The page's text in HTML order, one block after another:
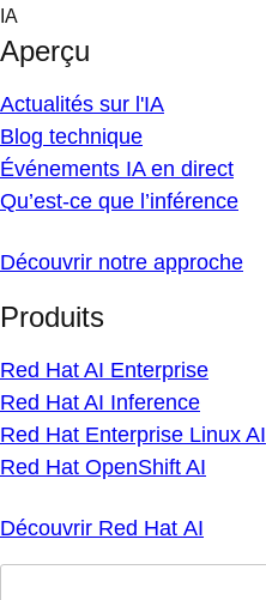
Skip
content
IA
Aperçu
Actualités sur l'IA
Blog technique
Événements IA en direct
Qu’est-ce que l’inférence
Découvrir notre approche
Produits
Red Hat AI Enterprise
Red Hat AI Inference
Red Hat Enterprise Linux AI
Red Hat OpenShift AI
Découvrir Red Hat AI